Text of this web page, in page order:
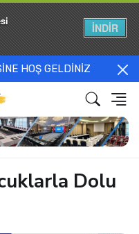
HOŞ GELDİNİZ
Dolu
İNDİR